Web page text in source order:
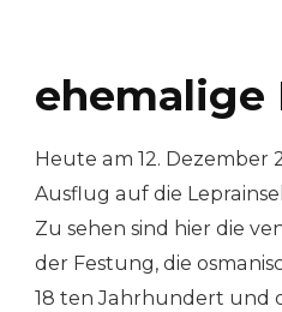
ehemalige
Heute am 12. Dezember
Ausflug auf die
Zu sehen sind hier die
der Festung, die
18 ten Jahrhundert und